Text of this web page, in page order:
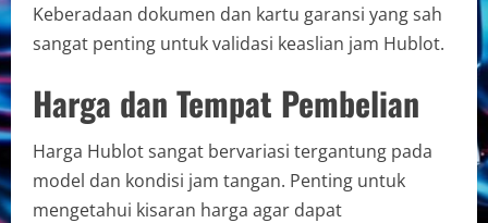
Keberadaan dokumen dan kartu garansi yang sah
sangat penting untuk validasi keaslian jam Hublot.
Harga dan Tempat Pembelian
Harga Hublot sangat bervariasi tergantung pada
model dan kondisi jam tangan. Penting untuk
mengetahui kisaran harga agar dapat